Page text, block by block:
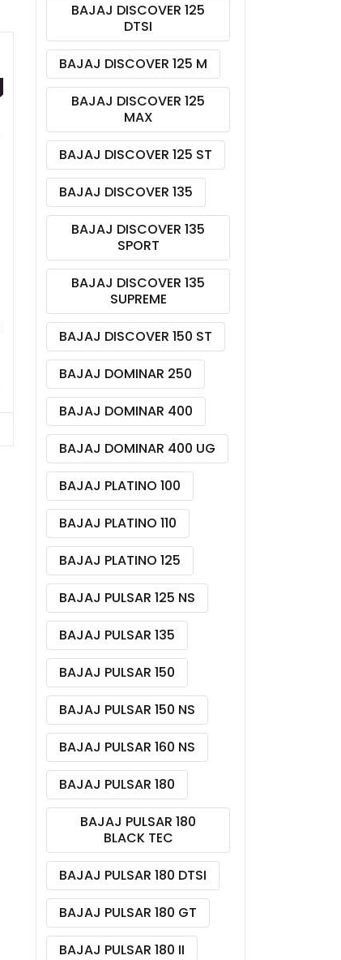
BAJAJ DISCOVER 125
DTSI
BAJAJ DISCOVER 125 M
BAJAJ DISCOVER 125
MAX
BAJAJ DISCOVER 125 ST
BAJAJ DISCOVER 135
BAJAJ DISCOVER 135
SPORT
BAJAJ DISCOVER 135
SUPREME
BAJAJ DISCOVER 150 ST
BAJAJ DOMINAR 250
BAJAJ DOMINAR 400
BAJAJ DOMINAR 400 UG
BAJAJ PLATINO 100
BAJAJ PLATINO 110
BAJAJ PLATINO 125
BAJAJ PULSAR 125 NS
BAJAJ PULSAR 135
BAJAJ PULSAR 150
BAJAJ PULSAR 150 NS
BAJAJ PULSAR 160 NS
BAJAJ PULSAR 180
BAJAJ PULSAR 180
BLACK TEC
BAJAJ PULSAR 180 DTSI
BAJAJ PULSAR 180 GT
BAJAJ PULSAR 180 II